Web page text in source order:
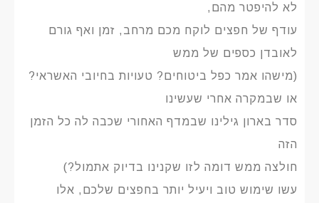
לא להיפטר מהם,
עודף של חפצים לוקח מכם מרחב, זמן ואף גורם
לאובדן כספים של ממש
(מישהו אמר כפל ביטוחים? טעויות בחיובי האשראי?
או שבמקרה אחרי שעשינו
סדר בארון גילינו שבמדף האחורי שכבה לה כל הזמן
הזה
חולצה ממש דומה לזו שקנינו בדיוק אתמול?)
עשו שימוש טוב ויעיל יותר בחפצים שלכם, אלו